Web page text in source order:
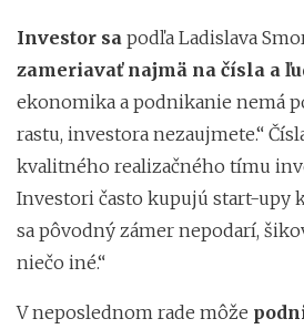
Investor sa podľa Ladislava
zameriavať najmä na čísla a
ekonomika a podnikanie nemá
rastu, investora nezaujmete.“
kvalitného realizačného tímu
Investori často kupujú start-upy
sa pôvodný zámer nepodarí,
niečo iné.“
V neposlednom rade môže